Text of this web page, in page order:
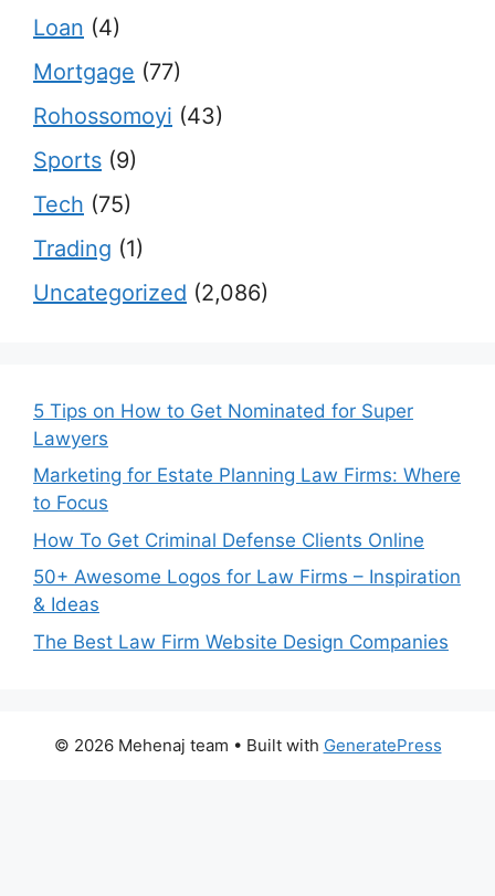
Loan (4)
Mortgage (77)
Rohossomoyi (43)
Sports (9)
Tech (75)
Trading (1)
Uncategorized (2,086)
5 Tips on How to Get Nominated for Super
Lawyers
Marketing for Estate Planning Law Firms: Where
to Focus
How To Get Criminal Defense Clients Online
50+ Awesome Logos for Law Firms – Inspiration
& Ideas
The Best Law Firm Website Design Companies
© 2026 Mehenaj team • Built with GeneratePress